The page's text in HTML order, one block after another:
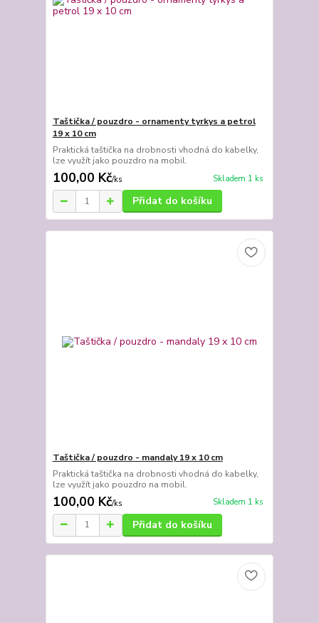
Taštička / pouzdro - ornamenty tyrkys a petrol
19 x 10 cm
Praktická taštička na drobnosti vhodná do kabelky,
lze využít jako pouzdro na mobil.
100,00 Kč/ks Skladem 1 ks
Přidat do košíku
Taštička / pouzdro - mandaly 19 x 10 cm
Praktická taštička na drobnosti vhodná do kabelky,
lze využít jako pouzdro na mobil.
100,00 Kč/ks Skladem 1 ks
Přidat do košíku